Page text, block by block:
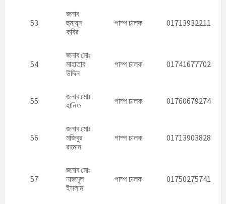
53
জনাব
হুমায়ূন
কবির
পাম্প চালক 01713932211
54
জনাব মোঃ
মাহাতাব
উদ্দিন
পাম্প চালক 01741677702
55
জনাব মোঃ
হানিফ
পাম্প চালক 01760679274
56
জনাব মোঃ
মজিবুর
রহমান
পাম্প চালক 01713903828
57
জনাব মোঃ
নাজমুল
ইসলাম
পাম্প চালক 01750275741